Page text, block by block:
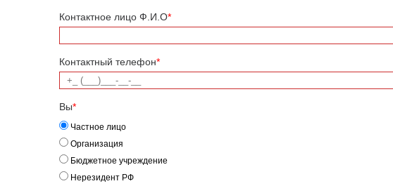
Контактное лицо Ф.И.О*
Контактный телефон*
Вы*
Частное лицо
Организация
Бюджетное учреждение
Нерезидент РФ